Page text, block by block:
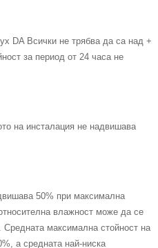
DA Всички не трябва да са над +
за период от 24 часа не
на инсталация не надвишава
50% при максимална
влажност може да се
Средната максимална стойност на
а средната най-ниска